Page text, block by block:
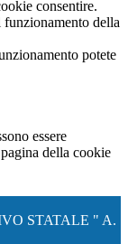
consentire.
della
potete
essere
della cookie
STATALE " A.